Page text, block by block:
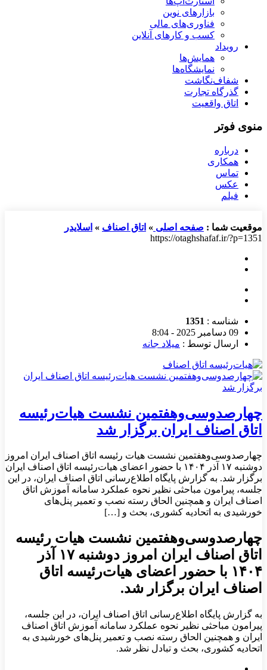
بازارهای نوین
فناوری‌های مالی
کسب و کارهای آنلاین
رویداد
همایش‌ها
نمایشگاه‌ها
شفاف‌نگاشت
گذرگاه تجارت
اتاق واقعیت
منوی فوتر
درباره
همکاری
تماس
عکس
فیلم
موقعیت شما : صفحه اصلی » اتاق اصناف » اسلایدر
https://otaghshafaf.ir/?p=1351
شناسه : 1351
09 دسامبر 2025 - 8:04
ارسال توسط : میلاد جانه
چهارصدوسی‌وهفتمین نشست هیات‌رئیسه
اتاق اصناف ایران برگزار شد
چهارصدوسی‌وهفتمین نشست هیات رئیسه اتاق اصناف ایران امروز
دوشنبه ۱۷ آذر ۱۴۰۴ با حضور اعضای هیات‌رئیسه اتاق اصناف ایران
برگزار شد. به گزارش پایگاه اطلاع‌رسانی اتاق اصناف ایران، در این
جلسه، پیرامون مباحثی نظیر نحوه عملکرد سامانه آموزش اتاق
اصناف ایران و همچنین الحاق رسته نصب و تعمیر پنل‌های
خورشیدی به اتحادیه کشوری، بحث و […]
چهارصدوسی‌وهفتمین نشست هیات رئیسه
اتاق اصناف ایران امروز دوشنبه ۱۷ آذر
۱۴۰۴ با حضور اعضای هیات‌رئیسه اتاق
اصناف ایران برگزار شد.
به گزارش پایگاه اطلاع‌رسانی اتاق اصناف ایران، در این جلسه،
پیرامون مباحثی نظیر نحوه عملکرد سامانه آموزش اتاق اصناف
ایران و همچنین الحاق رسته نصب و تعمیر پنل‌های خورشیدی به
اتحادیه کشوری، بحث و تبادل نظر شد.